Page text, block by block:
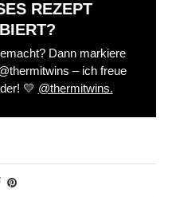
REZEPT
Dann markiere
– ich freue
💛 @thermitwins.